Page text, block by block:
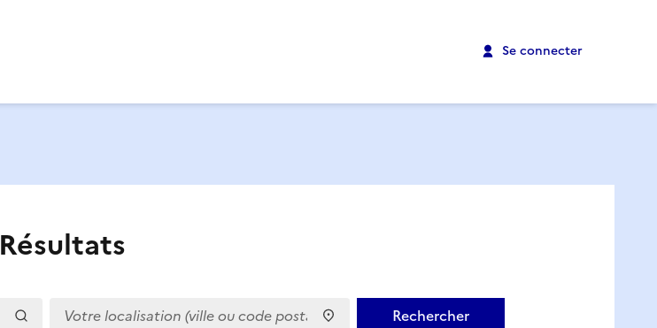
Se connecter
Résultats
Votre localisation (ville ou code postal)